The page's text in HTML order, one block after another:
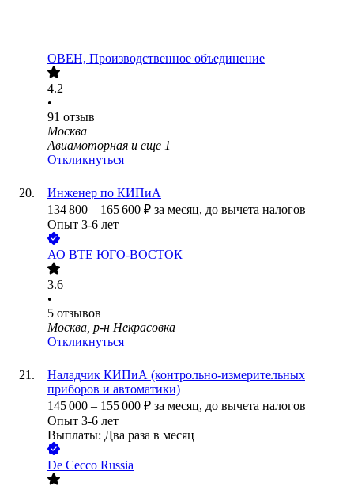
ОВЕН, Производственное объединение
4.2
•
91 отзыв
Москва
Авиамоторная и еще 1
Откликнуться
Инженер по КИПиА
134 800 – 165 600 ₽ за месяц, до вычета налогов
Опыт 3-6 лет
АО ВТЕ ЮГО-ВОСТОК
3.6
•
5 отзывов
Москва, р-н Некрасовка
Откликнуться
Наладчик КИПиА (контрольно-измерительных
приборов и автоматики)
145 000 – 155 000 ₽ за месяц, до вычета налогов
Опыт 3-6 лет
Выплаты: Два раза в месяц
De Cecco Russia